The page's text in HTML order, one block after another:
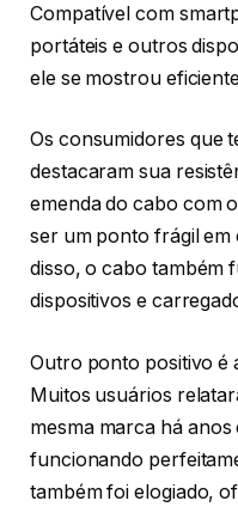
Compatível com
portáteis e outros
ele se mostrou
Os consumidores que
destacaram sua
emenda do cabo com
ser um ponto frágil
disso, o cabo também
dispositivos e
Outro ponto positivo é
Muitos usuários
mesma marca há
funcionando
também foi elogiado,